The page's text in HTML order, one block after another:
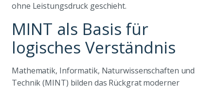
ohne Leistungsdruck geschieht.
MINT als Basis für
logisches Verständnis
Mathematik, Informatik, Naturwissenschaften und
Technik (MINT) bilden das Rückgrat moderner